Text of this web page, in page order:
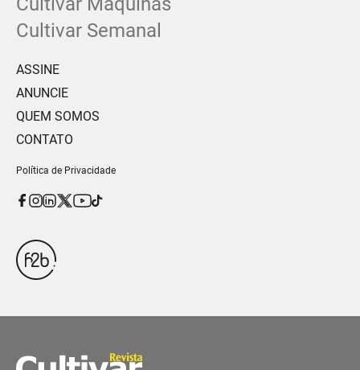
Cultivar Semanal
ASSINE
ANUNCIE
QUEM SOMOS
CONTATO
Política de Privacidade